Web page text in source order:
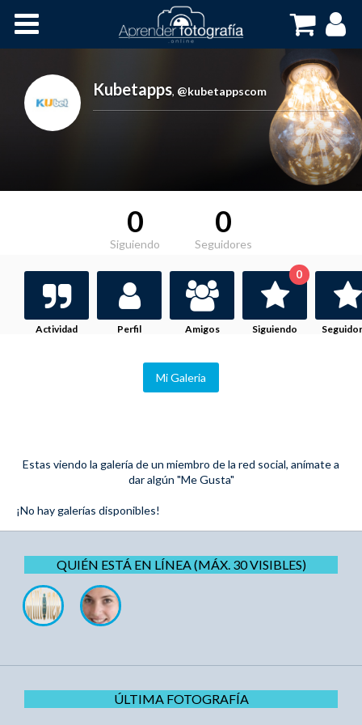
Cursos OnLine
Kubetapps, @kubetappscom
0
Siguiendo
0
Seguidores
Actividad Perfil Amigos Siguiendo
0
Mi Galeria
Estas viendo la galería de un miembro de la red social, anímate a
dar algún "Me Gusta"
¡No hay galerías disponibles!
QUIÉN ESTÁ EN LÍNEA (MÁX. 30 VISIBLES)
ÚLTIMA FOTOGRAFÍA